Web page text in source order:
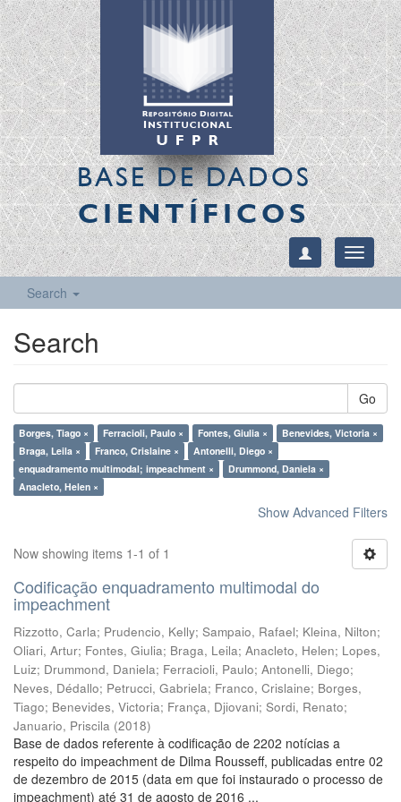
BASE DE DADOS
CIENTÍFICOS
Toggle
Search
Search
Go
Borges, Tiago × Ferracioli, Paulo × Fontes, Giulia ×
Benevides, Victoria ×
Braga, Leila ×
Franco, Crislaine ×
Antonelli, Diego ×
enquadramento multimodal; impeachment ×
Drummond, Daniela ×
Anacleto, Helen ×
Show Advanced Filters
Now showing items 1-1 of 1
Codificação enquadramento multimodal do
impeachment
Rizzotto, Carla; Prudencio, Kelly; Sampaio, Rafael; Kleina, Nilton;
Oliari, Artur; Fontes, Giulia; Braga, Leila; Anacleto, Helen; Lopes,
Luiz; Drummond, Daniela; Ferracioli, Paulo; Antonelli, Diego;
Neves, Dédallo; Petrucci, Gabriela; Franco, Crislaine; Borges,
Tiago; Benevides, Victoria; França, Djiovani; Sordi, Renato;
Januario, Priscila (2018)
Base de dados referente à codificação de 2202 notícias a
respeito do impeachment de Dilma Rousseff, publicadas entre 02
de dezembro de 2015 (data em que foi instaurado o processo de
impeachment) até 31 de agosto de 2016 ...